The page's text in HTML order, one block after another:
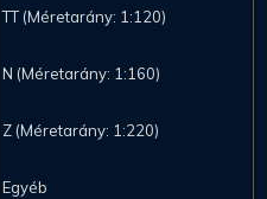
TT (Méretarány: 1:120)
N (Méretarány: 1:160)
Z (Méretarány: 1:220)
Egyéb